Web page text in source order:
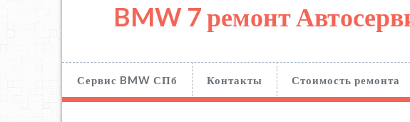
BMW 7 ремонт
Сервис BMW СПб Контакты Стоимость ремонта